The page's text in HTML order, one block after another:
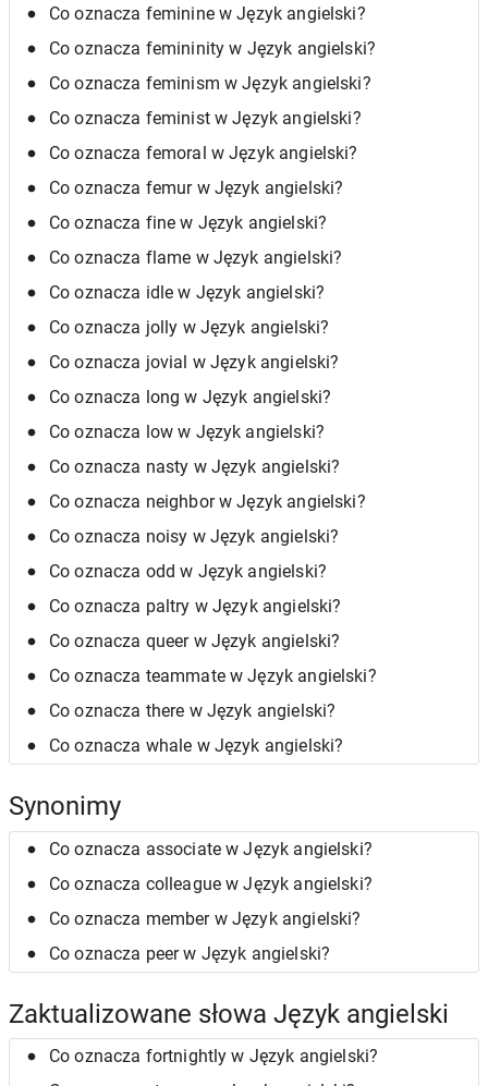
Co oznacza feminine w Język angielski?
Co oznacza femininity w Język angielski?
Co oznacza feminism w Język angielski?
Co oznacza feminist w Język angielski?
Co oznacza femoral w Język angielski?
Co oznacza femur w Język angielski?
Co oznacza fine w Język angielski?
Co oznacza flame w Język angielski?
Co oznacza idle w Język angielski?
Co oznacza jolly w Język angielski?
Co oznacza jovial w Język angielski?
Co oznacza long w Język angielski?
Co oznacza low w Język angielski?
Co oznacza nasty w Język angielski?
Co oznacza neighbor w Język angielski?
Co oznacza noisy w Język angielski?
Co oznacza odd w Język angielski?
Co oznacza paltry w Język angielski?
Co oznacza queer w Język angielski?
Co oznacza teammate w Język angielski?
Co oznacza there w Język angielski?
Co oznacza whale w Język angielski?
Synonimy
Co oznacza associate w Język angielski?
Co oznacza colleague w Język angielski?
Co oznacza member w Język angielski?
Co oznacza peer w Język angielski?
Zaktualizowane słowa Język angielski
Co oznacza fortnightly w Język angielski?